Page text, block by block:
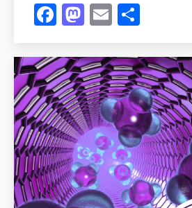
Facebook
Mastodon
Email